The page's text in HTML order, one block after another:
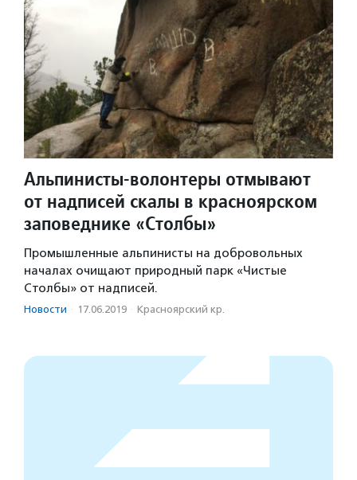
Альпинисты-волонтеры отмывают
от надписей скалы в красноярском
заповеднике «Столбы»
Промышленные альпинисты на добровольных
началах очищают природный парк «Чистые
Столбы» от надписей.
Новости · 17.06.2019 · Красноярский кр.